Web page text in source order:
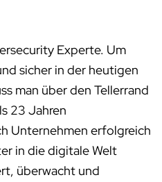
Experte. Um
sicher in der heutigen
man über den Tellerrand
23 Jahren
Unternehmen erfolgreich
in die digitale Welt
überwacht und